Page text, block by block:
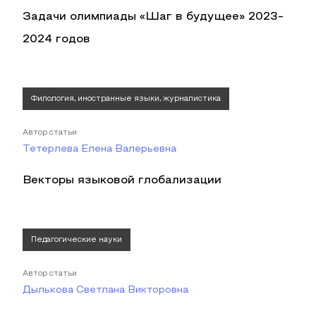
Задачи олимпиады «Шаг в будущее» 2023-
2024 годов
Филология, иностранные языки, журналистика
Автор статьи
Тетерлева Елена Валерьевна
Векторы языковой глобализации
Педагогические науки
Автор статьи
Дылькова Светлана Викторовна